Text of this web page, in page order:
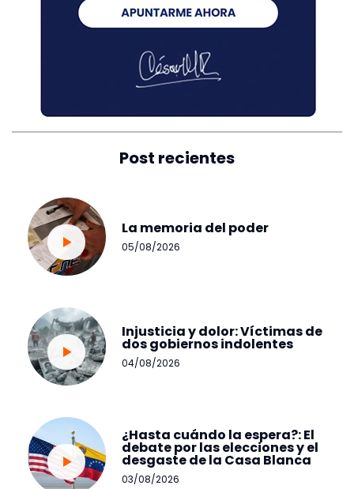
Post recientes
La memoria del poder
05/08/2026
Injusticia y dolor: Víctimas de
dos gobiernos indolentes
04/08/2026
¿Hasta cuándo la espera?: El
debate por las elecciones y el
desgaste de la Casa Blanca
03/08/2026